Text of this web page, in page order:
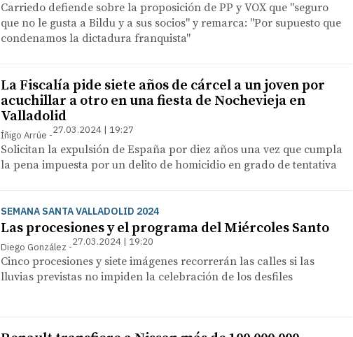
Carriedo defiende sobre la proposición de PP y VOX que "seguro
que no le gusta a Bildu y a sus socios" y remarca: "Por supuesto que
condenamos la dictadura franquista"
La Fiscalía pide siete años de cárcel a un joven por
acuchillar a otro en una fiesta de Nochevieja en
Valladolid
Íñigo Arrúe 27.03.2024 | 19:27
Solicitan la expulsión de España por diez años una vez que cumpla
la pena impuesta por un delito de homicidio en grado de tentativa
SEMANA SANTA VALLADOLID 2024
Las procesiones y el programa del Miércoles Santo
Diego González 27.03.2024 | 19:20
Cinco procesiones y siete imágenes recorrerán las calles si las
lluvias previstas no impiden la celebración de los desfiles